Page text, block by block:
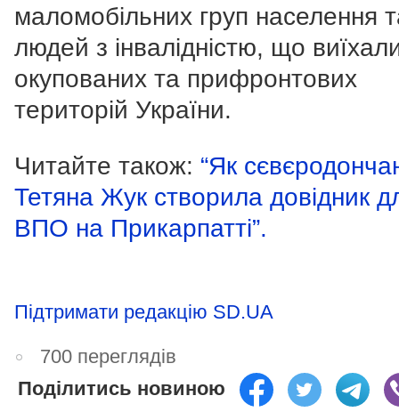
маломобільних груп населення
людей з інвалідністю, що
окупованих та прифронтових
територій України.
Читайте також: “Як
Тетяна Жук створила довідник
ВПО на Прикарпатті”.
Підтримати редакцію SD.UA
700 переглядів
Поділитись новиною